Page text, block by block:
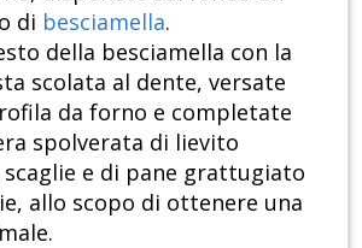
di besciamella.
della besciamella con la
scolata al dente, versate
da forno e completate
spolverata di lievito
e di pane grattugiato
allo scopo di ottenere una